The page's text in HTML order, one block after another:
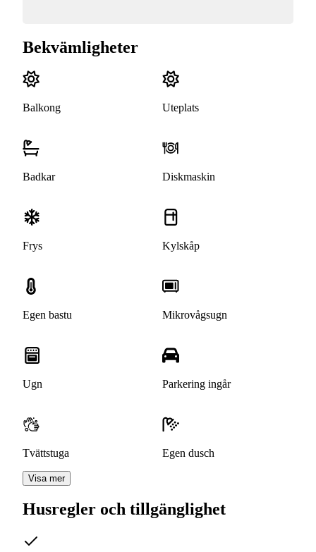
Bekvämligheter
Balkong Uteplats
Badkar Diskmaskin
Frys Kylskåp
Egen bastu Mikrovågsugn
Ugn Parkering ingår
Tvättstuga Egen dusch
Visa mer
Husregler och tillgänglighet